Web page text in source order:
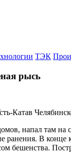
ТЭК
рысь
Катав
напал там
ранения. В
бешенства.